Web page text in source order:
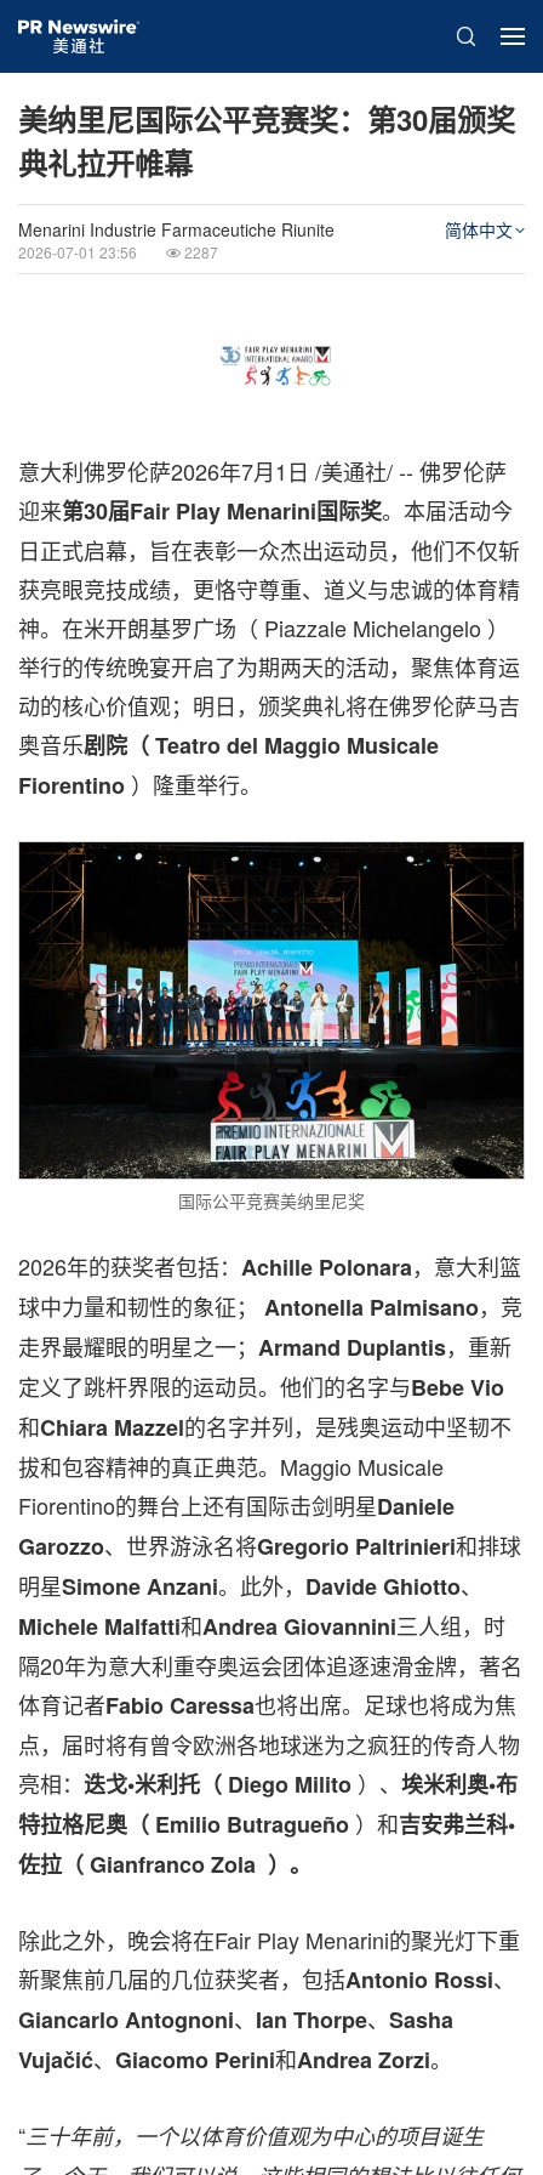
美纳里尼国际公平竞赛奖：第30届颁奖
典礼拉开帷幕
Menarini Industrie Farmaceutiche Riunite
2026-07-01 23:56 2287
简体中文
意大利佛罗伦萨2026年7月1日 /美通社/ -- 佛罗伦萨
迎来第30届Fair Play Menarini国际奖。 本届活动今
日正式启幕，旨在表彰一众杰出运动员，他们不仅斩
获亮眼竞技成绩，更恪守尊重、道义与忠诚的体育精
神。在米开朗基罗广场（ Piazzale Michelangelo ）
举行的传统晚宴开启了为期两天的活动，聚焦体育运
动的核心价值观；明日，颁奖典礼将在佛罗伦萨马吉
奥音乐剧院（ Teatro del Maggio Musicale
Fiorentino ）隆重举行。
国际公平竞赛美纳里尼奖
2026年的获奖者包括： Achille Polonara，意大利篮
球中力量和韧性的象征； Antonella Palmisano， 竞
走界最耀眼的明星之一； Armand Duplantis，重新
定义了跳杆界限的运动员。他们的名字与Bebe Vio
和Chiara Mazzel的名字并列，是残奥运动中坚韧不
拔和包容精神的真正典范。 Maggio Musicale
Fiorentino的舞台上还有国际击剑明星Daniele
Garozzo、世界游泳名将Gregorio Paltrinieri和排球
明星Simone Anzani。此外， Davide Ghiotto、
Michele Malfatti和Andrea Giovannini三人组， 时
隔20年为意大利重夺奥运会团体追逐速滑金牌，著名
体育记者Fabio Caressa也将出席。足球也将成为焦
点， 届时将有曾令欧洲各地球迷为之疯狂的传奇人物
亮相： 迭戈•米利托（ Diego Milito ）、 埃米利奥•布
特拉格尼奥（ Emilio Butragueño ）和吉安弗兰科•
佐拉（ Gianfranco Zola ）。
除此之外，晚会将在Fair Play Menarini的聚光灯下重
新聚焦前几届的几位获奖者，包括Antonio Rossi、
GiancarloAntognoni、 Ian Thorpe、 Sasha
Vujačić、 Giacomo Perini和Andrea Zorzi。
“三十年前，一个以体育价值观为中心的项目诞生